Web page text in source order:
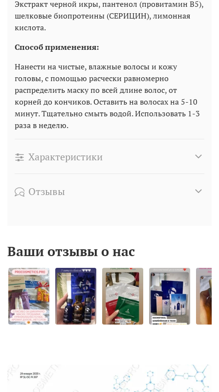
Экстракт черной икры, пантенол (провитамин В5),
шелковые биопротеины (СЕРИЦИН), лимонная
кислота.
Способ применения:
Нанести на чистые, влажные волосы и кожу
головы, с помощью расчески равномерно
распределить маску по всей длине волос, от
корней до кончиков. Оставить на волосах на 5-10
минут. Тщательно смыть водой. Использовать 1-3
раза в неделю.
Характеристики
Отзывы
Ваши отзывы о нас